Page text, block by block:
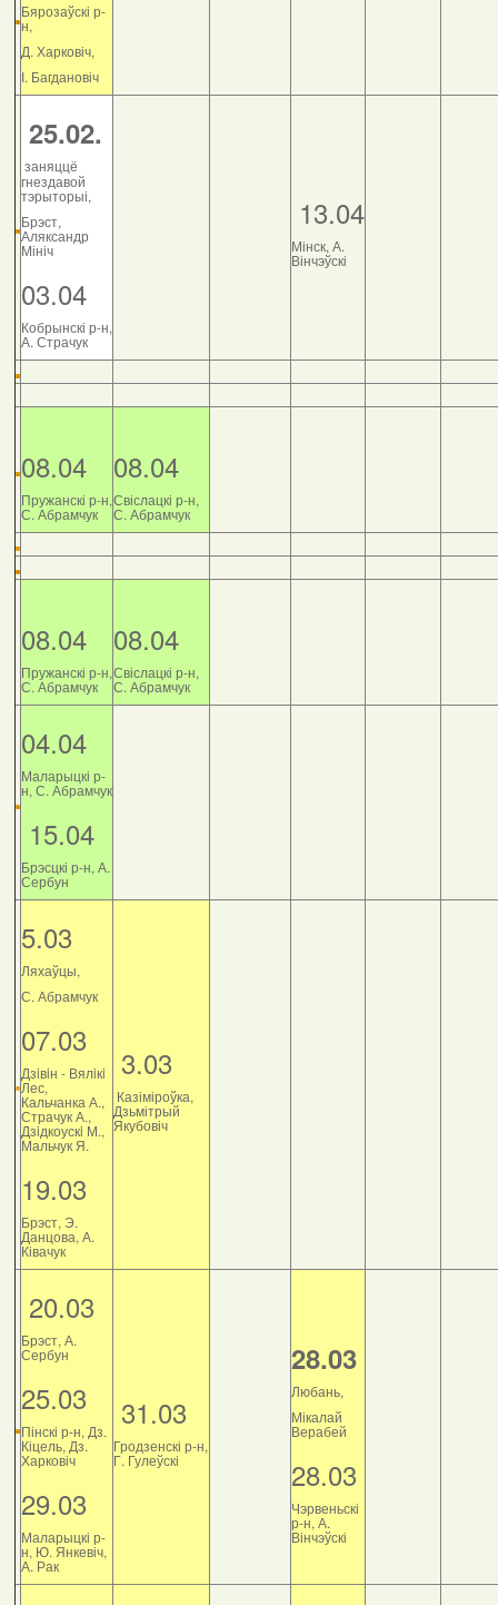
Бярозаўскі р-
н,
Д. Харковіч,
І. Багдановіч
25.02.
заняццё
гнездавой
тэрыторыі,
Брэст,
Аляксандр
Мініч
03.04
Кобрынскі р-н,
А. Страчук
13.04
Мінск, А.
Вінчэўскі
08.04
Пружанскі р-н,
С. Абрамчук
08.04
Свіслацкі р-н,
С. Абрамчук
08.04
Пружанскі р-н,
С. Абрамчук
08.04
Свіслацкі р-н,
С. Абрамчук
04.04
Маларыцкі р-
н, С. Абрамчук
15.04
Брэсцкі р-н, А.
Сербун
5.03
Ляхаўцы,
С. Абрамчук
07.03
Дзiвiн - Вялiкi
Лес,
Кальчанка А.,
Страчук А.,
Дзiдкоускi М.,
Мальчук Я.
19.03
Брэст, Э.
Данцова, А.
Ківачук
3.03
Казіміроўка,
Дзьмітрый
Якубовіч
20.03
Брэст, А.
Сербун
25.03
Пінскі р-н, Дз.
Кіцель, Дз.
Харковіч
29.03
Маларыцкі р-
н, Ю. Янкевіч,
А. Рак
31.03
Гродзенскі р-н,
Г. Гулеўскі
28.03
Любань,
Мікалай
Верабей
28.03
Чэрвеньскі
р-н, А.
Вінчэўскі